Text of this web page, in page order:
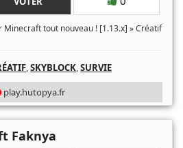
Minecraft tout nouveau ! [1.13.x] » Créatif
,SKYBLOCK,SURVIE
play.hutopya.fr
Faknya